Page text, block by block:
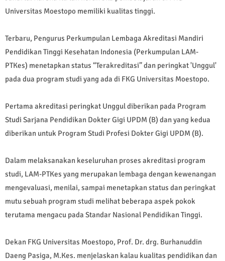
Universitas Moestopo memiliki kualitas tinggi.
Terbaru, Pengurus Perkumpulan Lembaga Akreditasi Mandiri
Pendidikan Tinggi Kesehatan Indonesia (Perkumpulan LAM-
PTKes) menetapkan status “Terakreditasi” dan peringkat 'Unggul'
pada dua program studi yang ada di FKG Universitas Moestopo.
Pertama akreditasi peringkat Unggul diberikan pada Program
Studi Sarjana Pendidikan Dokter Gigi UPDM (B) dan yang kedua
diberikan untuk Program Studi Profesi Dokter Gigi UPDM (B).
Dalam melaksanakan keseluruhan proses akreditasi program
studi, LAM-PTKes yang merupakan lembaga dengan kewenangan
mengevaluasi, menilai, sampai menetapkan status dan peringkat
mutu sebuah program studi melihat beberapa aspek pokok
terutama mengacu pada Standar Nasional Pendidikan Tinggi.
Dekan FKG Universitas Moestopo, Prof. Dr. drg. Burhanuddin
Daeng Pasiga, M.Kes. menjelaskan kalau kualitas pendidikan dan